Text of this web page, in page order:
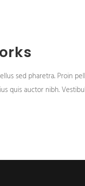
sed pharetra. Proin
quis auctor nibh.